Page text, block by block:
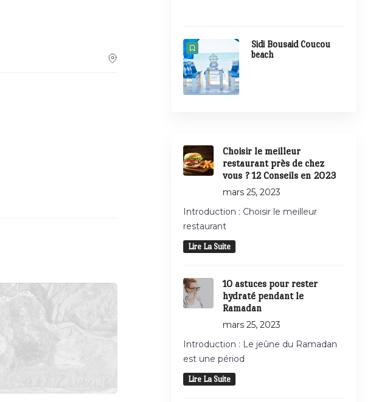
Sidi Bousaid Coucou
beach
Choisir le meilleur
restaurant près de chez
vous ? 12 Conseils en 2023
mars 25, 2023
Introduction : Choisir le meilleur
restaurant
Lire La Suite
10 astuces pour rester
hydraté pendant le
Ramadan
mars 25, 2023
Introduction : Le jeûne du Ramadan
est une périod
Lire La Suite